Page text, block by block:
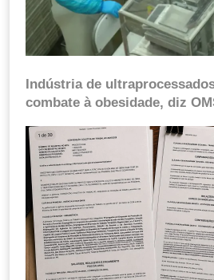
Indústria de
combate à obesidade, diz